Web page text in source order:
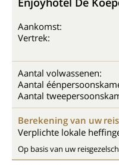
Aankomst:
Vertrek:
Aantal volwassenen:
Aantal
Aantal
Berekening van uw
Verplichte lokale
Op basis van uw